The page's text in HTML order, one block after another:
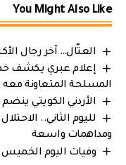
You Might Also Like
العتّال… آخر رجال
إعلام عبري يكشف
المسلحة المتعاونة معه
الأردني الكويتي
لليوم الثاني..
ومداهمات واسعة
وفيات اليوم الخميس 2026/8/6